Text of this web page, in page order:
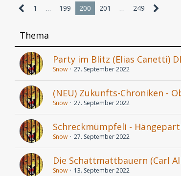
1 … 199 200 201 … 249
Thema
Party im Blitz (Elias Canetti)
Snow 27. September 2022
(NEU) Zukunfts-Chroniken -
Snow 27. September 2022
Schreckmümpfeli -
Snow 27. September 2022
Die Schattmattbauern (Carl
Snow 13. September 2022